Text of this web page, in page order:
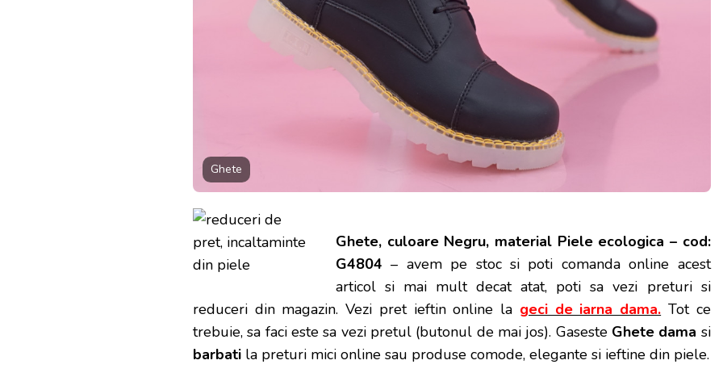
Ghete
Ghete, culoare Negru, material Piele ecologica – cod:
G4804– avem pe stoc si poti comanda online acest
articol si mai mult decat atat, poti sa vezi preturi si
reduceri din magazin. Vezi pret ieftin online la geci de iarna dama. Tot ce
trebuie, sa faci este sa vezi pretul (butonul de mai jos). Gaseste Ghete dama si
barbati la preturi mici online sau produse comode, elegante si ieftine din piele.